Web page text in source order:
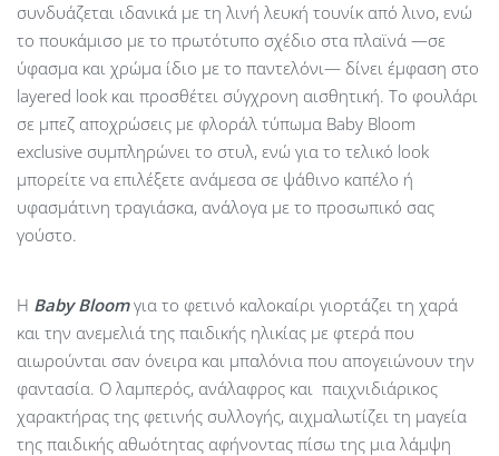
συνδυάζεται ιδανικά με τη λινή λευκή τουνίκ από λινο, ενώ
το πουκάμισο με το πρωτότυπο σχέδιο στα πλαϊνά —σε
ύφασμα και χρώμα ίδιο με το παντελόνι— δίνει έμφαση στο
layered look και προσθέτει σύγχρονη αισθητική. Το φουλάρι
σε μπεζ αποχρώσεις με φλοράλ τύπωμα Baby Bloom
exclusive συμπληρώνει το στυλ, ενώ για το τελικό look
μπορείτε να επιλέξετε ανάμεσα σε ψάθινο καπέλο ή
υφασμάτινη τραγιάσκα, ανάλογα με το προσωπικό σας
γούστο.
Η Baby Bloom για το φετινό καλοκαίρι γιορτάζει τη χαρά
και την ανεμελιά της παιδικής ηλικίας με φτερά που
αιωρούνται σαν όνειρα και μπαλόνια που απογειώνουν την
φαντασία. Ο λαμπερός, ανάλαφρος και παιχνιδιάρικος
χαρακτήρας της φετινής συλλογής, αιχμαλωτίζει τη μαγεία
της παιδικής αθωότητας αφήνοντας πίσω της μια λάμψη